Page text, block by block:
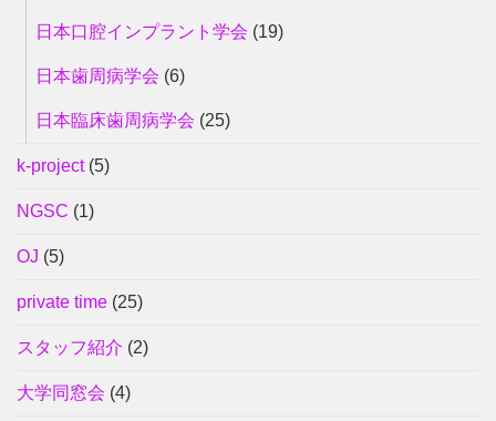
日本口腔インプラント学会 (19)
日本歯周病学会 (6)
日本臨床歯周病学会 (25)
k-project(5)
NGSC (1)
OJ (5)
private time (25)
スタッフ紹介 (2)
大学同窓会 (4)